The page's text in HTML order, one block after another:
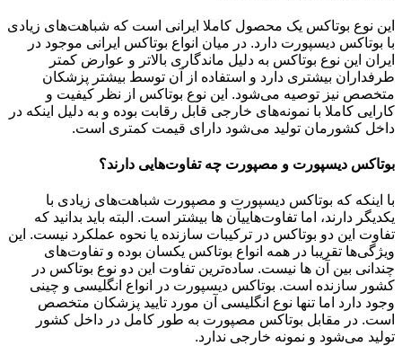
این نوع بوتاکس یک محصول کاملا ایرانی است که شباهت‌های زیادی
با بوتاکس دیسپورت دارد. در میان انواع بوتاکس ایرانی موجود در
ایران این نوع بوتاکس به دلیل ماندگاری بالاتر و عوارض کمتر
طرفداران بیشتری دارد و استفاده از آن توسط بیشتر پزشکان
متخصص نیز توصیه می‌شود. این نوع بوتاکس از نظر کیفیت و
کارایی کاملا با نمونه‌های خارجی قابل رقابت بوده و به دلیل اینکه در
داخل کشورمان تولید می‌شود دارای قیمت کمتری است.
بوتاکس دیسپورت و مصپورت چه تفاوت‌هایی دارند؟
با اینکه که بوتاکس دیسپورت و مصپورت شباهت‌های زیادی با
یکدیگر دارند، اما تفاوت‌هاییآن ها بیشتر است. البته باید بدانید که
تفاوت این دو بوتاکس در ترکیبات سازنده یا نحوه عملکرد نیست. این
ویژگی‌ها تقریبا در همه انواع بوتاکس یکسان بوده و تفاوت‌های
چندانی بین آن ها نیست. ساده‌ترین تفاوت این دو نوع بوتاکس در
کشور سازنده است. بوتاکس دیسپورت در انواع انگلیسی و چینی
وجود دارد اما تنها نوع انگلیسی آن مورد تایید پزشکان متخصص
است. در مقابل بوتاکس مصپورت به طور کامل در داخل کشور
تولید می‌شود و نمونه خارجی ندارد.